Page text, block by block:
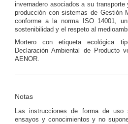
invernadero asociados a su
producción con sistemas de Gestión
conforme a la norma ISO 14001,
sostenibilidad y el respeto al
Mortero con etiqueta ecológica
Declaración Ambiental de Producto
AENOR.
Notas
Las instrucciones de forma de uso
ensayos y conocimientos y no